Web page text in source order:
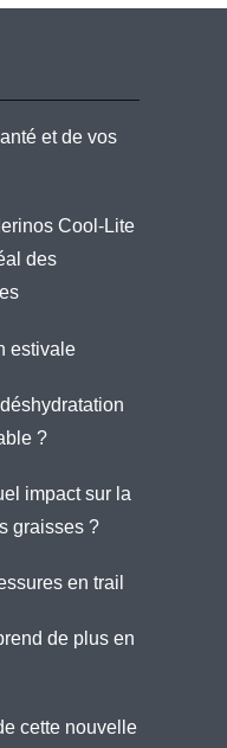
et de vos
Cool-Lite
des
estivale
?
impact sur la
graisses ?
en trail
de plus en
cette nouvelle